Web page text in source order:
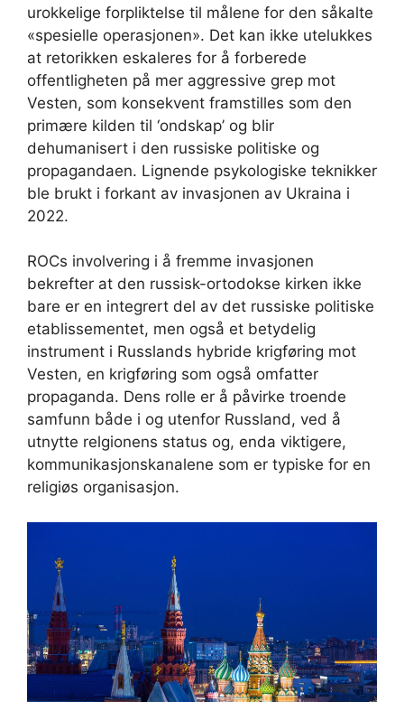
urokkelige forpliktelse til målene for den såkalte
«spesielle operasjonen». Det kan ikke utelukkes
at retorikken eskaleres for å forberede
offentligheten på mer aggressive grep mot
Vesten, som konsekvent framstilles som den
primære kilden til ‘ondskap’ og blir
dehumanisert i den russiske politiske og
propagandaen. Lignende psykologiske teknikker
ble brukt i forkant av invasjonen av Ukraina i
2022.
ROCs involvering i å fremme invasjonen
bekrefter at den russisk-ortodokse kirken ikke
bare er en integrert del av det russiske politiske
etablissementet, men også et betydelig
instrument i Russlands hybride krigføring mot
Vesten, en krigføring som også omfatter
propaganda. Dens rolle er å påvirke troende
samfunn både i og utenfor Russland, ved å
utnytte relgionens status og, enda viktigere,
kommunikasjonskanalene som er typiske for en
religiøs organisasjon.